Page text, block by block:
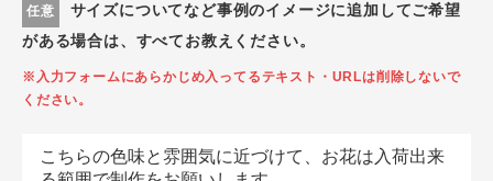
任意
サイズについてなど事例のイメージに追加してご希望
がある場合は、すべてお教えください。
※入力フォームにあらかじめ入ってるテキスト・URLは削除しないで
ください。